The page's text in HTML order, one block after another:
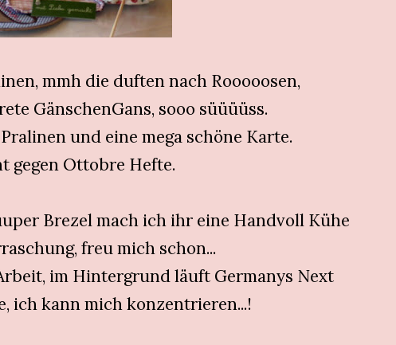
mmh die duften nach Rooooosen,
GänschenGans, sooo süüüüss.
und eine mega schöne Karte.
gegen Ottobre Hefte.
Brezel mach ich ihr eine Handvoll Kühe
freu mich schon...
im Hintergrund läuft Germanys Next
ich kann mich konzentrieren...!